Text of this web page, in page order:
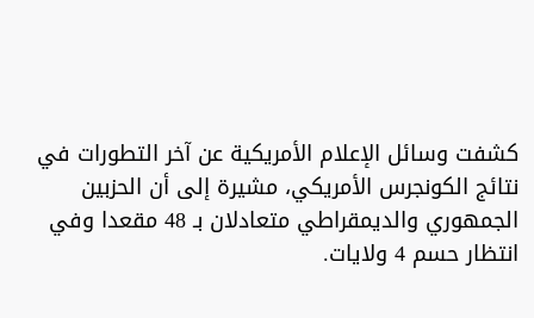
كشفت وسائل الإعلام الأمريكية عن آخر التطورات في
نتائج الكونجرس الأمريكي، مشيرة إلى أن الحزبين
الجمهوري والديمقراطي متعادلان بـ 48 مقعدا وفي
انتظار حسم 4 ولايات.